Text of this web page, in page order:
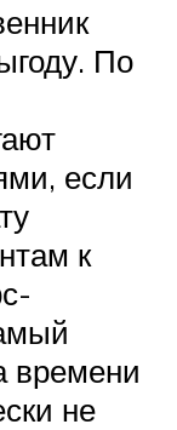
По
если
к
времени
не